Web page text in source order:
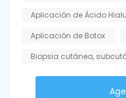
Aplicación de Ácido
Aplicación de Botox
Biopsia cutánea,